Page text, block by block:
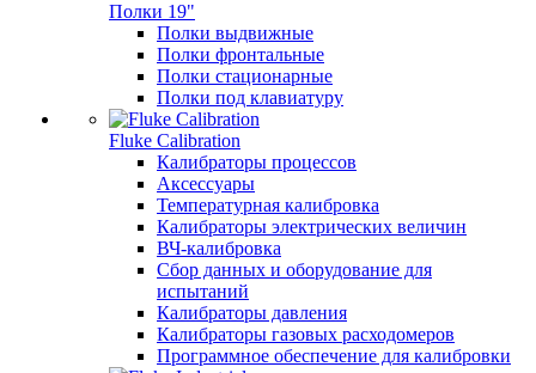
Полки 19"
Полки выдвижные
Полки фронтальные
Полки стационарные
Полки под клавиатуру
Fluke Calibration
Калибраторы процессов
Аксессуары
Температурная калибровка
Калибраторы электрических величин
ВЧ-калибровка
Сбор данных и оборудование для
испытаний
Калибраторы давления
Калибраторы газовых расходомеров
Программное обеспечение для калибровки